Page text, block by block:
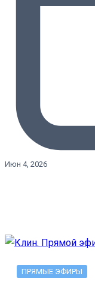
Июн 4, 2026
ПРЯМЫЕ ЭФИРЫ